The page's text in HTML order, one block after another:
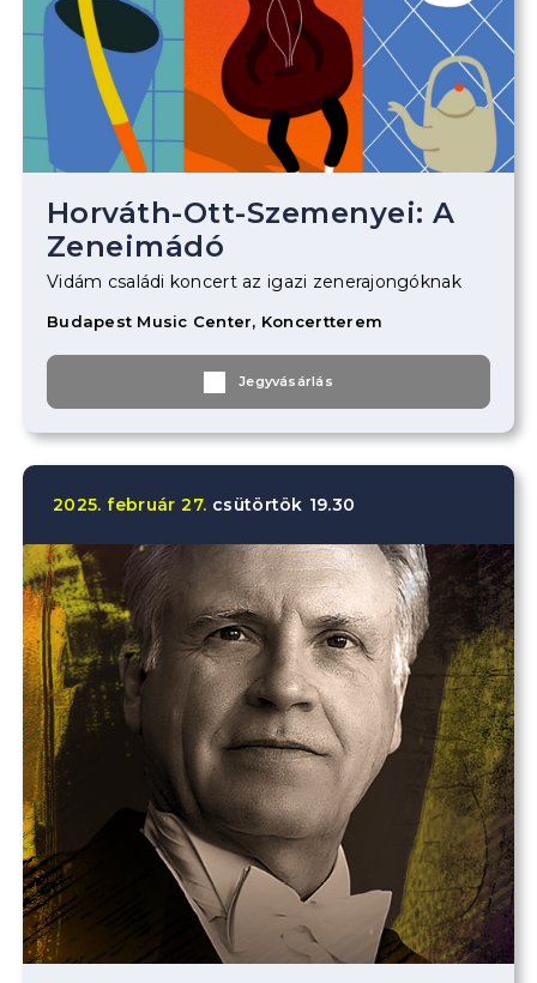
Horváth-Ott-Szemenyei: A
Zeneimádó
Vidám családi koncert az igazi zenerajongóknak
Budapest Music Center, Koncertterem
Jegyvásárlás
2025. február 27. csütörtök 19.30